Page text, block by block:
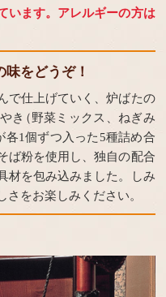
います。アレルギーの方は
をどうぞ！
で仕上げていく、炉ばたの
き（野菜ミックス、ねぎみ
各1個ずつ入った5種詰め合
ば粉を使用し、独自の配合
材を包み込みました。しみ
さをお楽しみください。